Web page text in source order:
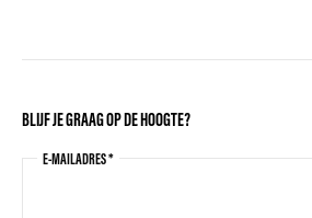
BLIJF JE GRAAG OP DE HOOGTE?
E-MAILADRES*